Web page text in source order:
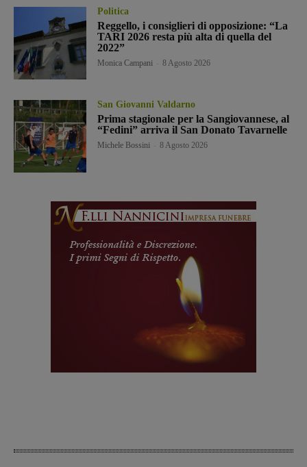
Politica
Reggello, i consiglieri di opposizione: “La
TARI 2026 resta più alta di quella del
2022”
Monica Campani 8 Agosto 2026
San Giovanni Valdarno
Prima stagionale per la Sangiovannese, al
“Fedini” arriva il San Donato Tavarnelle
Michele Bossini 8 Agosto 2026